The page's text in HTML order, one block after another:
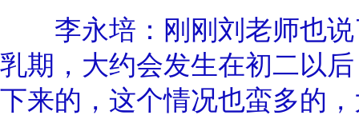
李永培：刚刚刘老师也说
乳期，大约会发生在初二以
下来的，这个情况也蛮多的